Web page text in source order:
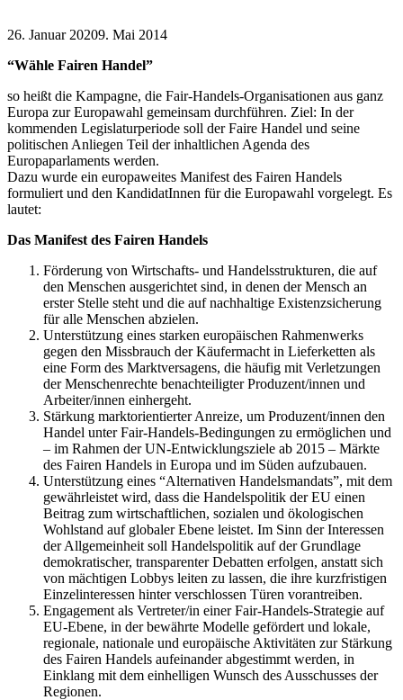
26. Januar 20209. Mai 2014
“Wähle Fairen Handel”
so heißt die Kampagne, die Fair-Handels-Organisationen aus ganz
Europa zur Europawahl gemeinsam durchführen. Ziel: In der
kommenden Legislaturperiode soll der Faire Handel und seine
politischen Anliegen Teil der inhaltlichen Agenda des
Europaparlaments werden.
Dazu wurde ein europaweites Manifest des Fairen Handels
formuliert und den KandidatInnen für die Europawahl vorgelegt. Es
lautet:
Das Manifest des Fairen Handels
Förderung von Wirtschafts- und Handelsstrukturen, die auf
den Menschen ausgerichtet sind, in denen der Mensch an
erster Stelle steht und die auf nachhaltige Existenzsicherung
für alle Menschen abzielen.
Unterstützung eines starken europäischen Rahmenwerks
gegen den Missbrauch der Käufermacht in Lieferketten als
eine Form des Marktversagens, die häufig mit Verletzungen
der Menschenrechte benachteiligter Produzent/innen und
Arbeiter/innen einhergeht.
Stärkung marktorientierter Anreize, um Produzent/innen den
Handel unter Fair-Handels-Bedingungen zu ermöglichen und
– im Rahmen der UN-Entwicklungsziele ab 2015 – Märkte
des Fairen Handels in Europa und im Süden aufzubauen.
Unterstützung eines “Alternativen Handelsmandats”, mit dem
gewährleistet wird, dass die Handelspolitik der EU einen
Beitrag zum wirtschaftlichen, sozialen und ökologischen
Wohlstand auf globaler Ebene leistet. Im Sinn der Interessen
der Allgemeinheit soll Handelspolitik auf der Grundlage
demokratischer, transparenter Debatten erfolgen, anstatt sich
von mächtigen Lobbys leiten zu lassen, die ihre kurzfristigen
Einzelinteressen hinter verschlossen Türen vorantreiben.
Engagement als Vertreter/in einer Fair-Handels-Strategie auf
EU-Ebene, in der bewährte Modelle gefördert und lokale,
regionale, nationale und europäische Aktivitäten zur Stärkung
des Fairen Handels aufeinander abgestimmt werden, in
Einklang mit dem einhelligen Wunsch des Ausschusses der
Regionen.